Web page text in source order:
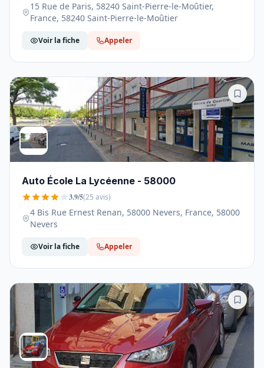
15 Rue de Paris, 58240 Saint-Pierre-le-Moûtier,
France, 58240 Saint-Pierre-le-Moûtier
Voir la fiche Appeler
Auto École La Lycéenne - 58000
3.9/5(25 avis)
4 Bis Rue Ernest Renan, 58000 Nevers, France, 58000
Nevers
Voir la fiche Appeler